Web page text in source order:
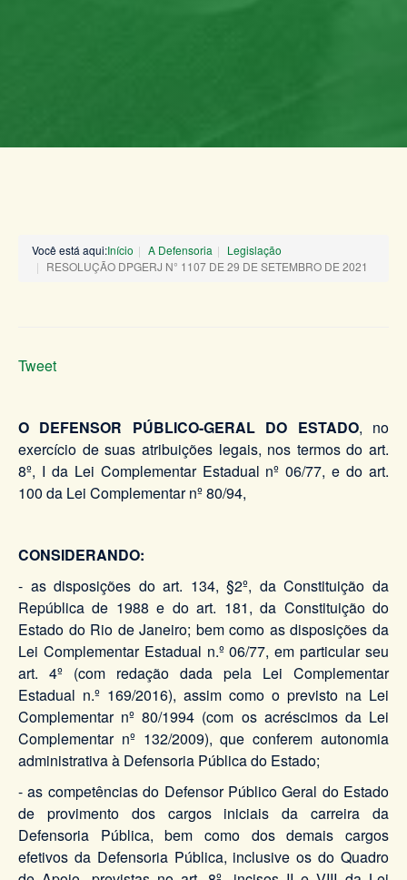
Você está aqui:Início A Defensoria
Legislação
RESOLUÇÃO DPGERJ N° 1107 DE 29 DE SETEMBRO DE 2021
Tweet
O DEFENSOR PÚBLICO-GERAL DO ESTADO, no
exercício de suas atribuições legais, nos termos do art.
8º, I da Lei Complementar Estadual nº 06/77, e do art.
100 da Lei Complementar nº 80/94,
CONSIDERANDO:
- as disposições do art. 134, §2º, da Constituição da
República de 1988 e do art. 181, da Constituição do
Estado do Rio de Janeiro; bem como as disposições da
Lei Complementar Estadual n.º 06/77, em particular seu
art. 4º (com redação dada pela Lei Complementar
Estadual n.º 169/2016), assim como o previsto na Lei
Complementar nº 80/1994 (com os acréscimos da Lei
Complementar nº 132/2009), que conferem autonomia
administrativa à Defensoria Pública do Estado;
- as competências do Defensor Público Geral do Estado
de provimento dos cargos iniciais da carreira da
Defensoria Pública, bem como dos demais cargos
efetivos da Defensoria Pública, inclusive os do Quadro